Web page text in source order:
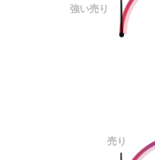
強い売り
売り